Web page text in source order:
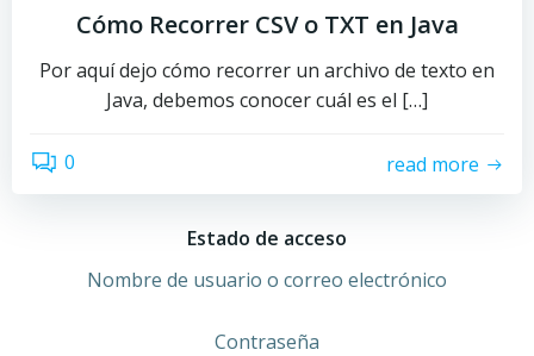
Cómo Recorrer CSV o TXT en Java
Por aquí dejo cómo recorrer un archivo de texto en
Java, debemos conocer cuál es el […]
0 read more
Estado de acceso
Nombre de usuario o correo electrónico
Contraseña